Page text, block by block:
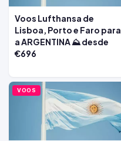
Voos Lufthansa de
Lisboa, Porto e Faro para
a ARGENTINA ⛰️ desde
€696
VOOS